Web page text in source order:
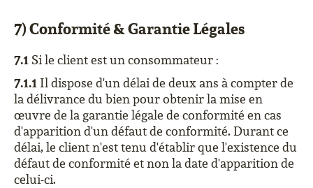
7) Conformité & Garantie Légales
7.1 Si le client est un consommateur :
7.1.1 Il dispose d'un délai de deux ans à compter de
la délivrance du bien pour obtenir la mise en
œuvre de la garantie légale de conformité en cas
d'apparition d'un défaut de conformité. Durant ce
délai, le client n'est tenu d'établir que l'existence du
défaut de conformité et non la date d'apparition de
celui-ci.